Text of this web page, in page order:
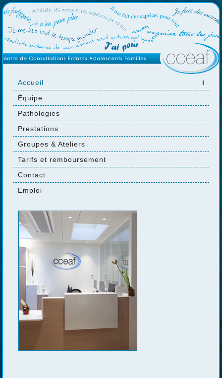
Accueil
Équipe
Pathologies
Prestations
Groupes & Ateliers
Tarifs et remboursement
Contact
Emploi